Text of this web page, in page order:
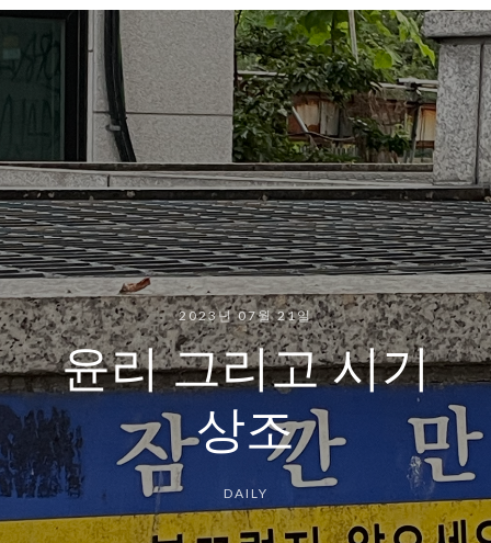
2023년 07월 21일
윤리 그리고 시기
상조
DAILY